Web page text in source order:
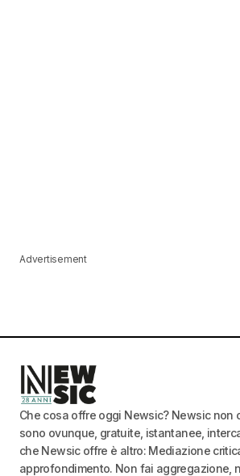
Advertisement
Che cosa offre oggi Newsic? Newsic non
sono ovunque, gratuite, istantanee,
che Newsic offre è altro: Mediazione
approfondimento. Non fai aggregazione,